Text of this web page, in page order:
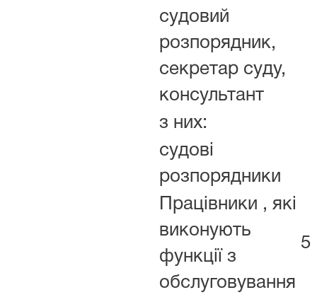
судовий
розпорядник,
секретар суду,
консультант
з них:
судові
розпорядники
Працівники , які
виконують
функції з
обслуговування
5